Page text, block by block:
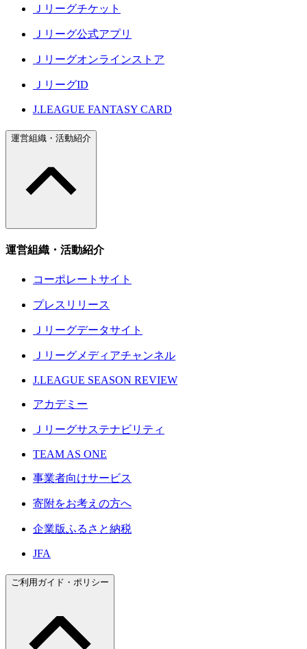
Ｊリーグチケット
Ｊリーグ公式アプリ
Ｊリーグオンラインストア
ＪリーグID
J.LEAGUE FANTASY CARD
運営組織・活動紹介
運営組織・活動紹介
コーポレートサイト
プレスリリース
Ｊリーグデータサイト
Ｊリーグメディアチャンネル
J.LEAGUE SEASON REVIEW
アカデミー
Ｊリーグサステナビリティ
TEAM AS ONE
事業者向けサービス
寄附をお考えの方へ
企業版ふるさと納税
JFA
ご利用ガイド・ポリシー